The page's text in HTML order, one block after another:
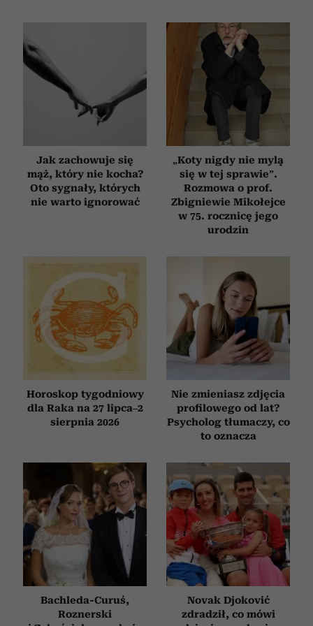
Partnerzy mogą połączyć te informacje z innymi danymi
otrzymanymi od Ciebie lub uzyskanymi podczas
korzystania z ich usług.
Jak zachowuje się
mąż, który nie kocha?
Oto sygnały, których
nie warto ignorować
„Koty nigdy nie mylą
się w tej sprawie”.
Rozmowa o prof.
Zbigniewie Mikołejce
w 75. rocznicę jego
urodzin
Horoskop tygodniowy
dla Raka na 27 lipca–2
sierpnia 2026
Nie zmieniasz zdjęcia
profilowego od lat?
Psycholog tłumaczy, co
to oznacza
Bachleda-Curuś,
Roznerski
Novak Djoković
zdradził, co mówi